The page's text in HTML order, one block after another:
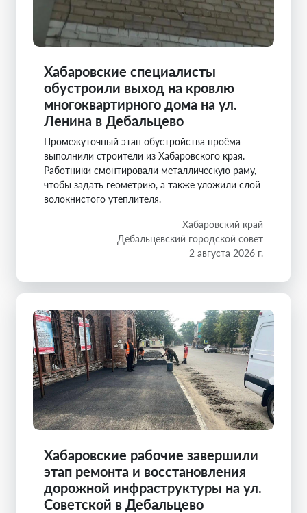
Хабаровские специалисты
обустроили выход на кровлю
многоквартирного дома на ул.
Ленина в Дебальцево
Промежуточный этап обустройства проёма
выполнили строители из Хабаровского края.
Работники смонтировали металлическую раму,
чтобы задать геометрию, а также уложили слой
волокнистого утеплителя.
Хабаровский край
Дебальцевский городской совет
2 августа 2026 г.
Хабаровские рабочие завершили
этап ремонта и восстановления
дорожной инфраструктуры на ул.
Советской в Дебальцево